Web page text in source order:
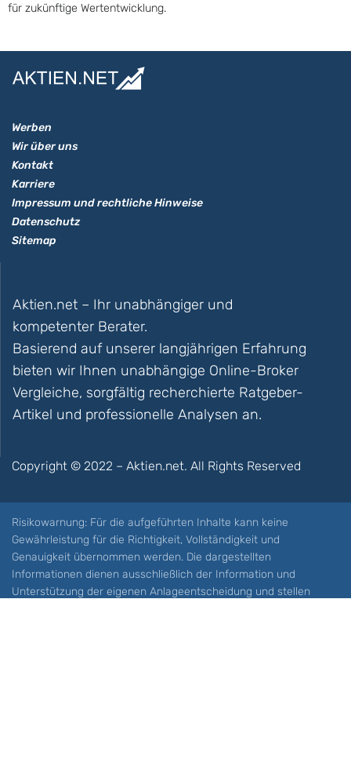
für zukünftige Wertentwicklung.
Werben
Wir über uns
Kontakt
Karriere
Impressum und rechtliche Hinweise
Datenschutz
Sitemap
Aktien.net – Ihr unabhängiger und
kompetenter Berater.
Basierend auf unserer langjährigen Erfahrung
bieten wir Ihnen unabhängige Online-Broker
Vergleiche, sorgfältig recherchierte Ratgeber-
Artikel und professionelle Analysen an.
Copyright © 2022 – Aktien.net. All Rights Reserved
Risikowarnung: Für die aufgeführten Inhalte kann keine
Gewährleistung für die Richtigkeit, Vollständigkeit und
Genauigkeit übernommen werden. Die dargestellten
Informationen dienen ausschließlich der Information und
Unterstützung der eigenen Anlageentscheidung und stellen